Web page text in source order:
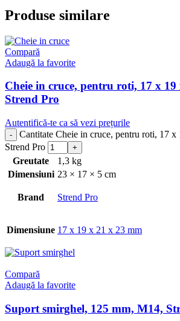
Produse similare
Compară
Adaugă la favorite
Cheie in cruce, pentru roti, 17 x 19
Strend Pro
Autentifică-te ca să vezi prețurile
Cantitate Cheie in cruce, pentru roti, 17
Strend Pro
Greutate
1,3 kg
Dimensiuni 23 × 17 × 5 cm
Brand Strend Pro
Dimensiune 17 x 19 x 21 x 23 mm
Compară
Adaugă la favorite
Suport smirghel, 125 mm, M14,